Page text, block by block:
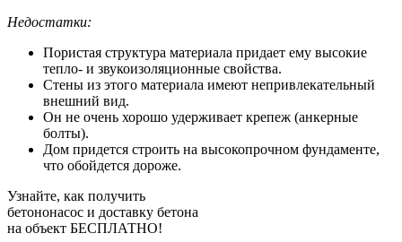
Недостатки:
Пористая структура материала придает ему высокие
тепло- и звукоизоляционные свойства.
Стены из этого материала имеют непривлекательный
внешний вид.
Он не очень хорошо удерживает крепеж (анкерные
болты).
Дом придется строить на высокопрочном фундаменте,
что обойдется дороже.
Узнайте, как получить
бетононасос и доставку бетона
на объект БЕСПЛАТНО!